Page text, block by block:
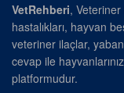
VetRehberi, Veteriner
hastalıkları, hayvan
veteriner ilaçlar,
cevap ile
platformudur.